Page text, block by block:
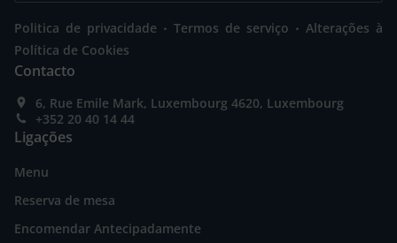
Politica de privacidade . Termos de serviço . Alterações à
Política de Cookies
Contacto
6, Rue Emile Mark, Luxembourg 4620, Luxembourg
+352 20 40 14 44
Ligações
Menu
Reserva de mesa
Encomendar Antecipadamente